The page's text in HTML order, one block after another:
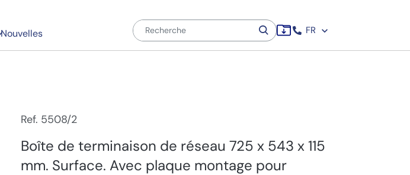
Nouvelles FR
Ref. 5508/2
Boîte de terminaison de réseau 725 x 543 x 115
mm. Surface. Avec plaque montage pour